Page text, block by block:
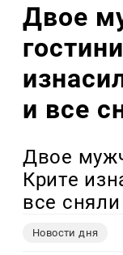
Двое
и все
Двое
Крите
все
Новости дня